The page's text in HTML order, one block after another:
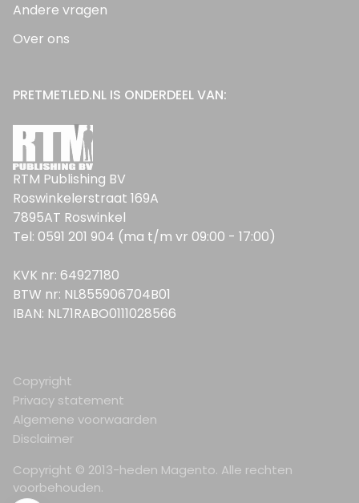
Andere vragen
Over ons
PRETMETLED.NL IS ONDERDEEL VAN:
RTM Publishing BV
Roswinkelerstraat 169A
7895AT Roswinkel
Tel: 0591 201 904 (ma t/m vr 09:00 - 17:00)
KVK nr: 64927180
BTW nr: NL855906704B01
IBAN: NL71RABO0111028566
Copyright © 2013-heden Magento. Alle rechten
voorbehouden.
Copyright
Privacy statement
Algemene voorwaarden
Disclaimer